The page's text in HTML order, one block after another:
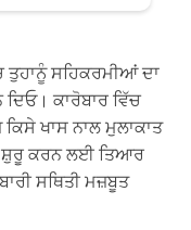
ਤੁਹਾਨੂੰ ਸਹਿਕਰਮੀਆਂ ਦਾ
ਕਾਰੋਬਾਰ ਵਿੱਚ
ਖਾਸ ਨਾਲ ਮੁਲਾਕਾਤ
ਸ਼ੁਰੂ ਕਰਨ ਲਈ ਤਿਆਰ
ਸਥਿਤੀ ਮਜ਼ਬੂਤ